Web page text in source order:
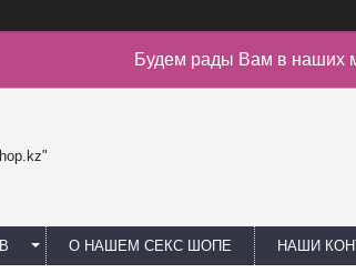
Будем рады Вам в наших
О НАШЕМ СЕКС ШОПЕ НАШИ